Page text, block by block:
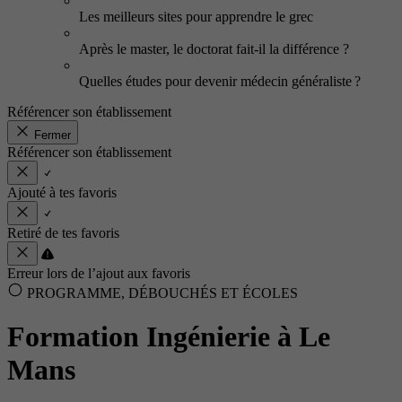
Les meilleurs sites pour apprendre le grec
Après le master, le doctorat fait-il la différence ?
Quelles études pour devenir médecin généraliste ?
Référencer son établissement
Fermer
Référencer son établissement
Ajouté à tes favoris
Retiré de tes favoris
Erreur lors de l’ajout aux favoris
PROGRAMME, DÉBOUCHÉS ET ÉCOLES
Formation Ingénierie à Le
Mans